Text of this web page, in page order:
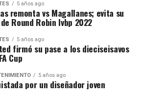
5 años ago
remonta vs Magallanes; evita su
Round Robin lvbp 2022
5 años ago
firmó su pase a los dieciseisavos
Cup
5 años ago
por un diseñador joven